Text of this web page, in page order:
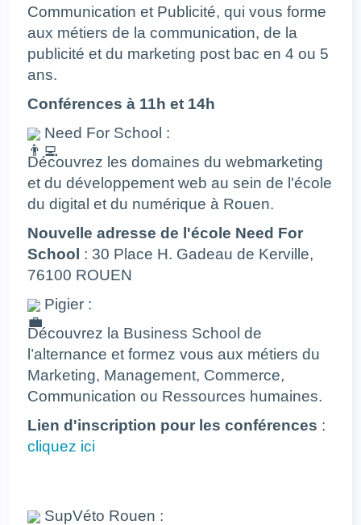
Communication et Publicité, qui vous forme
aux métiers de la communication, de la
publicité et du marketing post bac en 4 ou 5
ans.
Conférences à 11h et 14h
Need For School :
Découvrez les domaines du webmarketing
et du développement web au sein de l'école
du digital et du numérique à Rouen.
Nouvelle adresse de l'école Need For
School : 30 Place H. Gadeau de Kerville,
76100 ROUEN
Pigier :
Découvrez la Business School de
l’alternance et formez vous aux métiers du
Marketing, Management, Commerce,
Communication ou Ressources humaines.
Lien d'inscription pour les conférences :
cliquez ici
SupVéto Rouen :